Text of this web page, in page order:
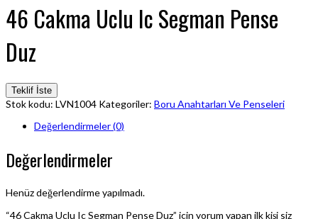
46 Cakma Uclu Ic Segman Pense
Duz
Teklif İste
Stok kodu: LVN1004 Kategoriler: Boru Anahtarları Ve Penseleri
Değerlendirmeler (0)
Değerlendirmeler
Henüz değerlendirme yapılmadı.
“46 Cakma Uclu Ic Segman Pense Duz” için yorum yapan ilk kişi siz